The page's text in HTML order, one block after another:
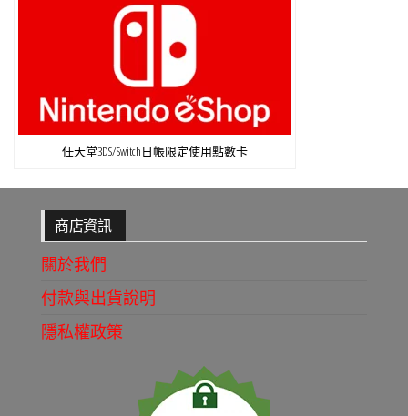
任天堂3DS/Switch日帳限定使用點數卡
商店資訊
關於我們
付款與出貨說明
隱私權政策